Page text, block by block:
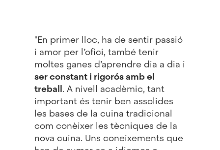
"En primer lloc, ha de sentir passió
i amor per l’ofici, també tenir
moltes ganes d’aprendre dia a dia i
ser constant i rigorós amb el
treball. A nivell acadèmic, tant
important és tenir ben assolides
les bases de la cuina tradicional
com conèixer les tècniques de la
nova cuina. Uns coneixements que